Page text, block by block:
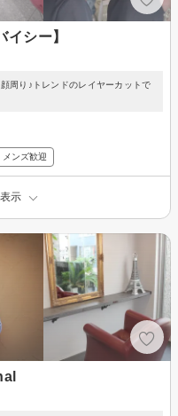
シー】
周り♪トレンドのレイヤーカットで
メンズ歓迎
示